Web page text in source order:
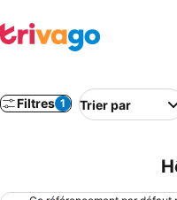
Filtres 1 Trier par